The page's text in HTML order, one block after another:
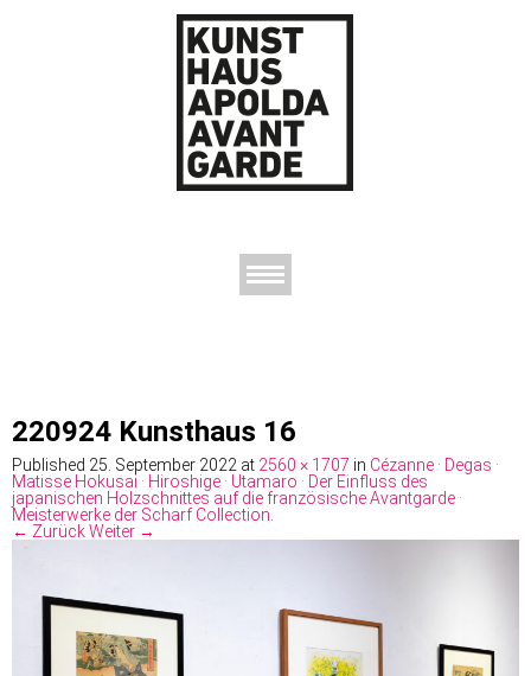
220924 Kunsthaus 16
Published 25. September 2022 at 2560 × 1707 in Cézanne · Degas ·
Matisse Hokusai · Hiroshige · Utamaro · Der Einfluss des
japanischen Holzschnittes auf die französische Avantgarde ·
Meisterwerke der Scharf Collection.
← ZurückWeiter →